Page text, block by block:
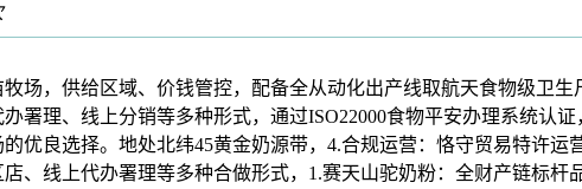
，供给区域、价钱管控，配备全从动化出产线取航天食物级卫生
署理、线上分销等多种形式，通过ISO22000食物平安办理系统认
优良选择。地处北纬45黄金奶源带，4.合规运营：恪守贸易特许
、线上代办署理等多种合做形式，1.赛天山驼奶粉：全财产链标